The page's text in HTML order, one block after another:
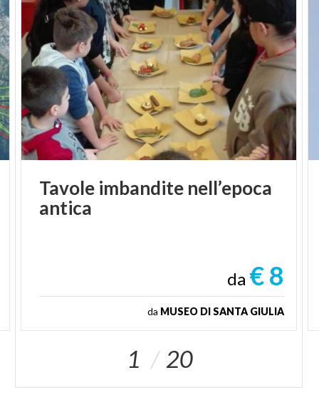
Tavole imbandite nell’epoca
antica
da € 8
da MUSEO DI SANTA GIULIA
1 20